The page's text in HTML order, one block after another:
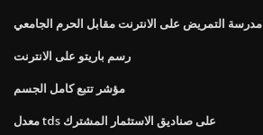
مدرسة التمريض على الانترنت مقابل الحرم الجامعي
رسم باريتو على الانترنت
مؤشر تتبع كامل الجسم
معدل tds على صناديق الاستثمار المشترك